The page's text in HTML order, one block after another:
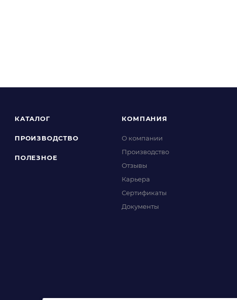
КАТАЛОГ
ПРОИЗВОДСТВО
ПОЛЕЗНОЕ
КОМПАНИЯ
О компании
Производство
Отзывы
Карьера
Сертификаты
Документы